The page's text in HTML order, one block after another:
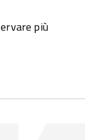
più